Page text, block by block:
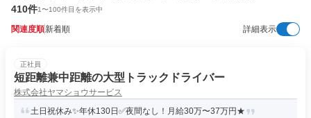
410件1〜100件目を表示中
関連度順新着順 詳細表示
正社員
短距離兼中距離の大型トラックドライバー
株式会社ヤマショウサービス
土日祝休み✨年休130日✅夜間なし！月給30万〜37万円★